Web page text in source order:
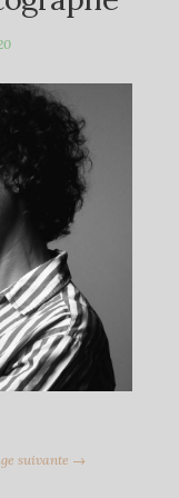
suivante →